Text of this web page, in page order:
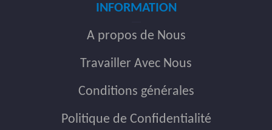
INFORMATION
A propos de Nous
Travailler Avec Nous
Conditions générales
Politique de Confidentialité